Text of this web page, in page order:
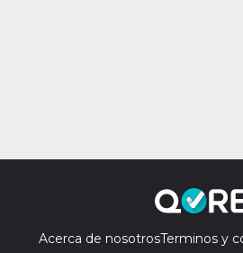
Acerca de nosotrosTerminos y